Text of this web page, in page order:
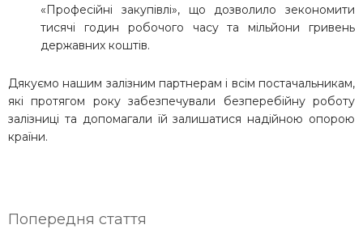
«Професійні закупівлі», що дозволило зекономити
тисячі годин робочого часу та мільйони гривень
державних коштів.
Дякуємо нашим залізним партнерам і всім постачальникам,
які протягом року забезпечували безперебійну роботу
залізниці та допомагали їй залишатися надійною опорою
країни.
Попередня стаття